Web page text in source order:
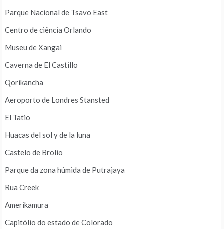
Parque Nacional de Tsavo East
Centro de ciência Orlando
Museu de Xangai
Caverna de El Castillo
Qorikancha
Aeroporto de Londres Stansted
El Tatio
Huacas del sol y de la luna
Castelo de Brolio
Parque da zona húmida de Putrajaya
Rua Creek
Amerikamura
Capitólio do estado de Colorado